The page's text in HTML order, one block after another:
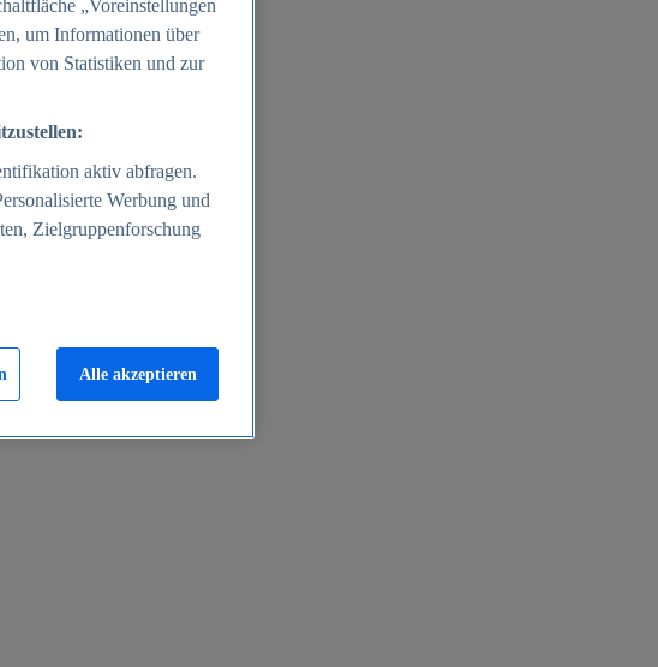
„Voreinstellungen
um Informationen über
von Statistiken und zur
aktiv abfragen.
Werbung und
Zielgruppenforschung
Alle akzeptieren